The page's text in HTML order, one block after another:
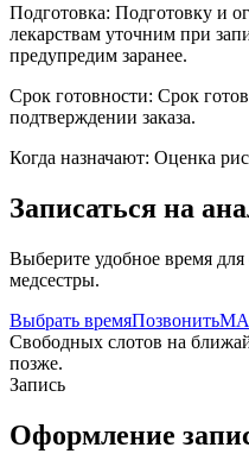
Подготовка: Подготовку и
лекарствам уточним при
предупредим заранее.
Срок готовности: Срок
подтверждении заказа.
Когда назначают: Оценка
Записаться на
Выберите удобное время
медсестры.
Выбрать времяПозвонить
Свободных слотов на
позже.
Запись
Оформление